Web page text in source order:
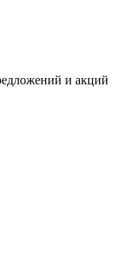
и акций